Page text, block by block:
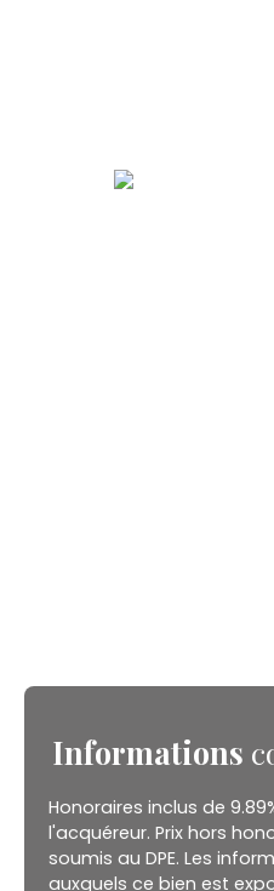
Informations
Honoraires inclus de
l'acquéreur. Prix hors
soumis au DPE. Les
auxquels ce bien est